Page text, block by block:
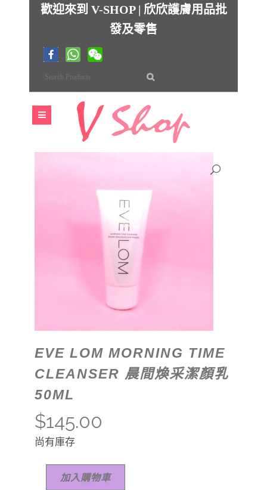
歡迎來到 V-SHOP | 欣欣護膚用品批
發及零售
EVE LOM MORNING TIME
CLEANSER 晨間煥采潔顏乳
50ML
$145.00
尚有庫存
加入購物車